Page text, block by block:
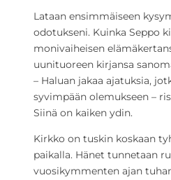
Lataan ensimmäiseen
odotukseni. Kuinka Seppo
monivaiheisen
uunituoreen kirjansa
– Haluan jakaa ajatuksia,
syvimpään olemukseen –
Siinä on kaiken ydin.
Kirkko on tuskin koskaan
paikalla. Hänet tunnetaan
vuosikymmenten ajan